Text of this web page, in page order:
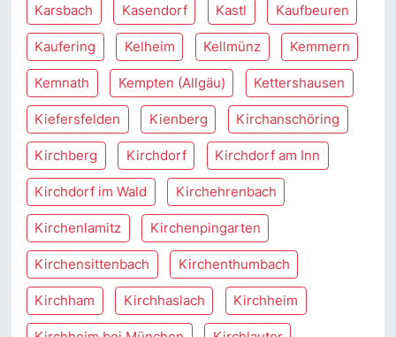
Karsbach Kasendorf Kastl Kaufbeuren
Kaufering Kelheim Kellmünz Kemmern
Kemnath Kempten (Allgäu) Kettershausen
Kiefersfelden Kienberg Kirchanschöring
Kirchberg Kirchdorf Kirchdorf am Inn
Kirchdorf im Wald Kirchehrenbach
Kirchenlamitz Kirchenpingarten
Kirchensittenbach Kirchenthumbach
Kirchham Kirchhaslach Kirchheim